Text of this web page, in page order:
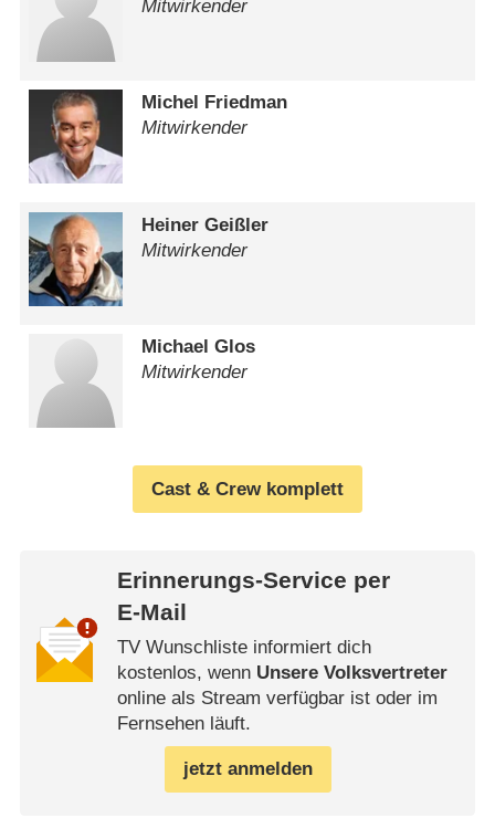
Mitwirkender
Michel Friedman
Mitwirkender
Heiner Geißler
Mitwirkender
Michael Glos
Mitwirkender
Cast & Crew komplett
Erinnerungs-Service per
E-Mail
TV Wunschliste informiert dich
kostenlos, wenn Unsere Volksvertreter
online als Stream verfügbar ist oder im
Fernsehen läuft.
jetzt anmelden